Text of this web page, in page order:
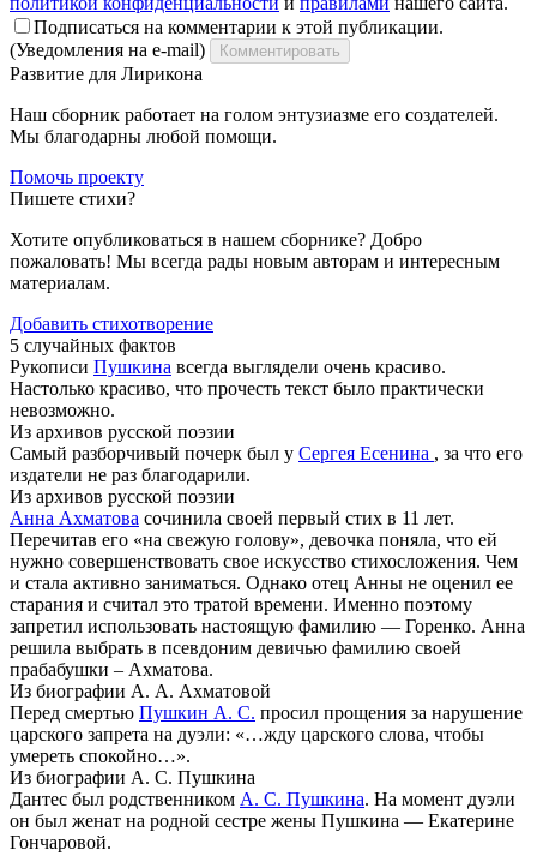
Подписаться на комментарии к этой публикации.
(Уведомления на e-mail)
Комментировать
Развитие для Лирикона
Наш сборник работает на голом энтузиазме его создателей.
Мы благодарны любой помощи.
Помочь проекту
Пишете стихи?
Хотите опубликоваться в нашем сборнике? Добро
пожаловать! Мы всегда рады новым авторам и интересным
материалам.
Добавить стихотворение
5 случайных фактов
Рукописи Пушкина всегда выглядели очень красиво.
Настолько красиво, что прочесть текст было практически
невозможно.
Из архивов русской поэзии
Самый разборчивый почерк был у Сергея Есенина , за что его
издатели не раз благодарили.
Из архивов русской поэзии
Анна Ахматова сочинила своей первый стих в 11 лет.
Перечитав его «на свежую голову», девочка поняла, что ей
нужно совершенствовать свое искусство стихосложения. Чем
и стала активно заниматься. Однако отец Анны не оценил ее
старания и считал это тратой времени. Именно поэтому
запретил использовать настоящую фамилию — Горенко. Анна
решила выбрать в псевдоним девичью фамилию своей
прабабушки – Ахматова.
Из биографии А. А. Ахматовой
Перед смертью Пушкин А. С. просил прощения за нарушение
царского запрета на дуэли: «…жду царского слова, чтобы
умереть спокойно…».
Из биографии А. С. Пушкина
Дантес был родственником А. С. Пушкина. На момент дуэли
он был женат на родной сестре жены Пушкина — Екатерине
Гончаровой.